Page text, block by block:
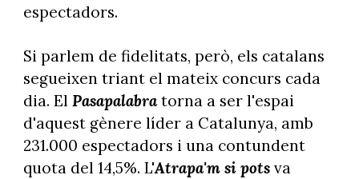
espectadors.
Si parlem de fidelitats, però, els catalans
segueixen triant el mateix concurs cada
dia. El Pasapalabratorna a ser l'espai
d'aquest gènere líder a Catalunya, amb
231.000 espectadors i una contundent
quota del 14,5%. L'Atrapa'm si pots va